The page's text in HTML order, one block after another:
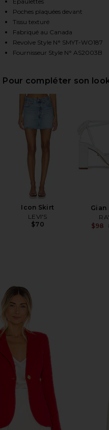
CLASSIC
CLASSIC
CLASSIC
Poches plaquées devant
Tissu texturé
Fabriqué au Canada
Revolve Style N° SMYT-WO187
Fournisseur Style N° AS2003B
Pour compléter son
Icon Skirt
LEVI'S
$70
Gian
$98